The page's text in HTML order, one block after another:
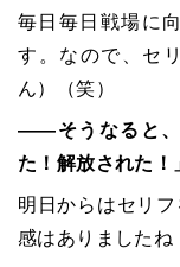
毎日毎日戦場に
す。なので、
ん）（笑）
――そうなると、
た！解放された！
明日からはセリ
感はありましたね